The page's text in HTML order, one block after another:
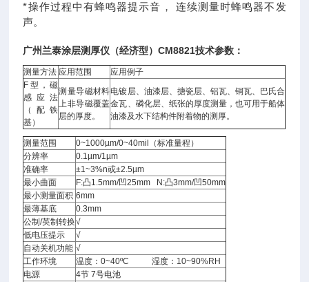
*操作过程中有蜂鸣器提示音， 连续测量时蜂鸣器不发
声。
广州兰泰涂层测厚仪（经济型）CM8821技术参数：
测量方法 应用范围
应用例子
F型，磁
感应法
（配铁
基）
测量导磁材料
上非导磁覆盖
层的厚度。
电镀层、油漆层、搪瓷层、铝瓦、铜瓦、巴氏合
金瓦、磷化层、纸张的厚度测量，也可用于船体
油漆及水下结构件附着物的测厚。
测量范围
0~1000µm/0~40mil（标准量程）
分辨率
0.1µm/1µm
准确率
±1~3%n或±2.5µm
最小曲面
F:凸1.5mm/凹25mm N:凸3mm/凹50mm
最小测量面积 6mm
最薄基底
0.3mm
公制/英制转换√
低电压提示
√
自动关机功能 √
工作环境
温度：0~40ºC 湿度：10~90%RH
电源
4节 7号电池